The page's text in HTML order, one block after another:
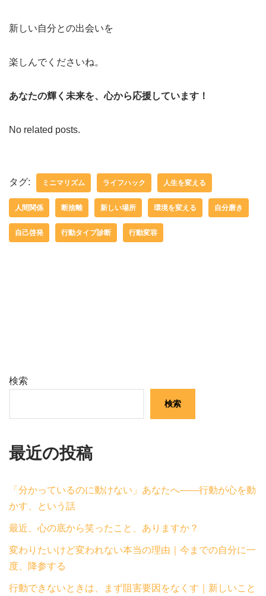
新しい自分との出会いを
楽しんでくださいね。
あなたの輝く未来を、心から応援しています！
No related posts.
タグ: ミニマリズム ライフハック 人生を変える
人間関係 断捨離 新しい場所 環境を変える 自分磨き
自己啓発 行動タイプ診断 行動変容
検索
検索
最近の投稿
「分かっているのに動けない」あなたへ——行動が心を動
かす、という話
最近、心の底から笑ったこと、ありますか？
変わりたいけど変われない本当の理由｜今までの自分に一
度、降参する
行動できないときは、まず阻害要因をなくす｜新しいこと